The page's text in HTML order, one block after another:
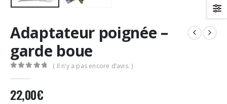
Adaptateur poignée –
garde boue
( Il n’y a pas encore d’avis. )
22,00€